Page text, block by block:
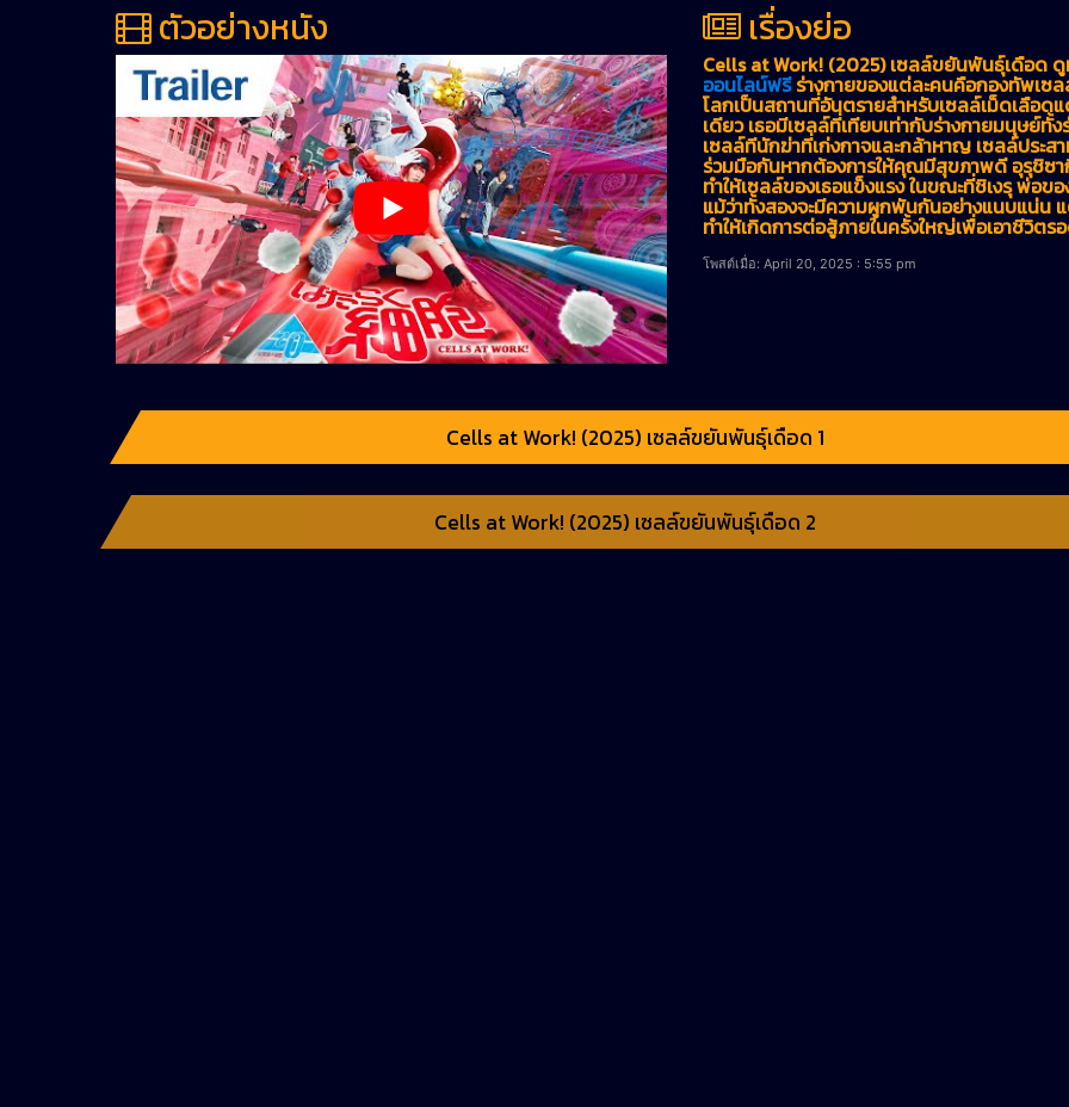
ตัวอย่างหนัง เรื่องย่อ
Cells at Work! (2025) เซลล์ขยันพันธุ์เดือด
ออนไลน์ฟรีร่างกายของแต่ละคนคือกองทัพเซล
โลกเป็นสถานที่อันตรายสำหรับเซลล์เม็ดเลือด
เดียว เธอมีเซลล์ที่เทียบเท่ากับร่างกายมนุษย์ทั้
เซลล์ทีนักฆ่าที่เก่งกาจและกล้าหาญ เซลล์ประ
ร่วมมือกันหากต้องการให้คุณมีสุขภาพดี อุรุชิซ
ทำให้เซลล์ของเธอแข็งแรง ในขณะที่ชิเงรุ พ่อข
แม้ว่าทั้งสองจะมีความผูกพันกันอย่างแนบแน่น
ทำให้เกิดการต่อสู้ภายในครั้งใหญ่เพื่อเอาชีวิตร
โพสต์เมื่อ: April 20, 2025 : 5:55 pm
Cells at Work! (2025) เซลล์ขยันพันธุ์เดือด 1
Cells at Work! (2025) เซลล์ขยันพันธุ์เดือด 2